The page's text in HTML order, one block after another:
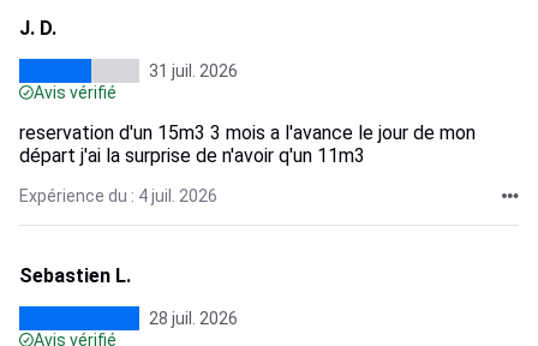
J. D.
31 juil. 2026
Avis vérifié
reservation d'un 15m3 3 mois a l'avance le jour de mon
départ j'ai la surprise de n'avoir q'un 11m3
Expérience du : 4 juil. 2026
Sebastien L.
28 juil. 2026
Avis vérifié